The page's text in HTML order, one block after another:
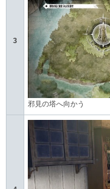
3
邪見の塔へ向かう